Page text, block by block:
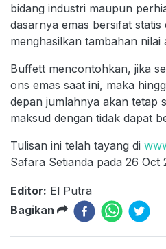
bidang industri maupun
dasarnya emas bersifat statis
menghasilkan tambahan
Buffett mencontohkan, jika
ons emas saat ini, maka
depan jumlahnya akan tetap
maksud dengan tidak dapat
Tulisan ini telah tayang di
Safara Setianda pada 26 Oct
Editor: El Putra
Bagikan